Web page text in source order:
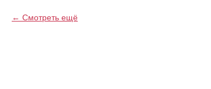
Смотреть ещё